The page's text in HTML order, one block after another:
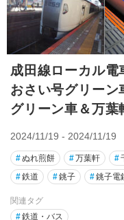
成田線ローカル電
おさい号グリーン
グリーン車＆万葉
2024/11/19 - 2024/11/19
#ぬれ煎餅 #万葉軒 #
#鉄道 #銚子 #銚子電
関連タグ
#鉄道・バス